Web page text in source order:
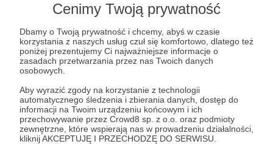
Cenimy Twoją prywatność
Dbamy o Twoją prywatność i chcemy, abyś w czasie
korzystania z naszych usług czuł się komfortowo, dlatego też
poniżej prezentujemy Ci najważniejsze informacje o
zasadach przetwarzania przez nas Twoich danych
osobowych.
Aby wyrazić zgody na korzystanie z technologii
automatycznego śledzenia i zbierania danych, dostęp do
informacji na Twoim urządzeniu końcowym i ich
przechowywanie przez Crowd8 sp. z o.o. oraz podmioty
zewnętrzne, które wspierają nas w prowadzeniu działalności,
kliknij AKCEPTUJĘ I PRZECHODZĘ DO SERWISU.
Nie podawaj swoich danych logowania ani informacji
finansowych na podjerzanych stronach.
Sprawdź dokładnie adres URL, zanim klikniesz przycisk
"Tak, przejdź do strony".
Jeśli masz wątpliwości, wróć do Patronite i zweryfikuj
link.
Czy na pewno chcesz kontynuować?
Tak, przejdź do strony